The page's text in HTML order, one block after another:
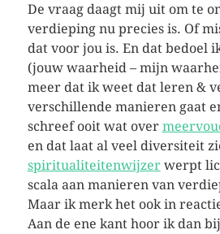
De vraag daagt mij uit om te
verdieping nu precies is. Of
dat voor jou is. En dat bedoel
(jouw waarheid – mijn
meer dat ik weet dat leren &
verschillende manieren gaat
schreef ooit wat over
en dat laat al veel diversiteit
spiritualiteitenwijzerwerpt
scala aan manieren van
Maar ik merk het ook in
Aan de ene kant hoor ik dan